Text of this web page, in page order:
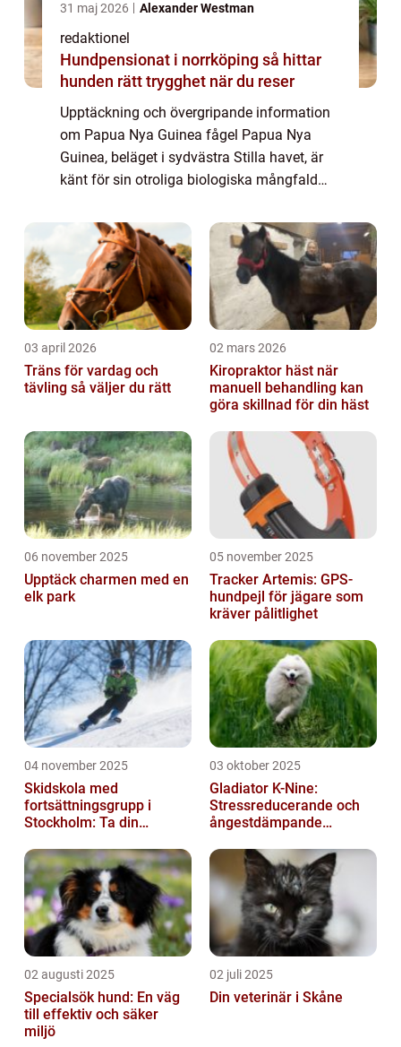
31 maj 2026 Alexander Westman
redaktionel
Hundpensionat i norrköping så hittar
hunden rätt trygghet när du reser
Upptäckning och övergripande information
om Papua Nya Guinea fågel Papua Nya
Guinea, beläget i sydvästra Stilla havet, är
känt för sin otroliga biologiska mångfald
fascinerande varelserna i detta land är ̶...
03 april 2026
Träns för vardag och
tävling så väljer du rätt
02 mars 2026
Kiropraktor häst när
manuell behandling kan
göra skillnad för din häst
06 november 2025
Upptäck charmen med en
elk park
05 november 2025
Tracker Artemis: GPS-
hundpejl för jägare som
kräver pålitlighet
04 november 2025
Skidskola med
fortsättningsgrupp i
Stockholm: Ta din
03 oktober 2025
Gladiator K-Nine:
Stressreducerande och
ångestdämpande
02 augusti 2025
Specialsök hund: En väg
till effektiv och säker
miljö
02 juli 2025
Din veterinär i Skåne